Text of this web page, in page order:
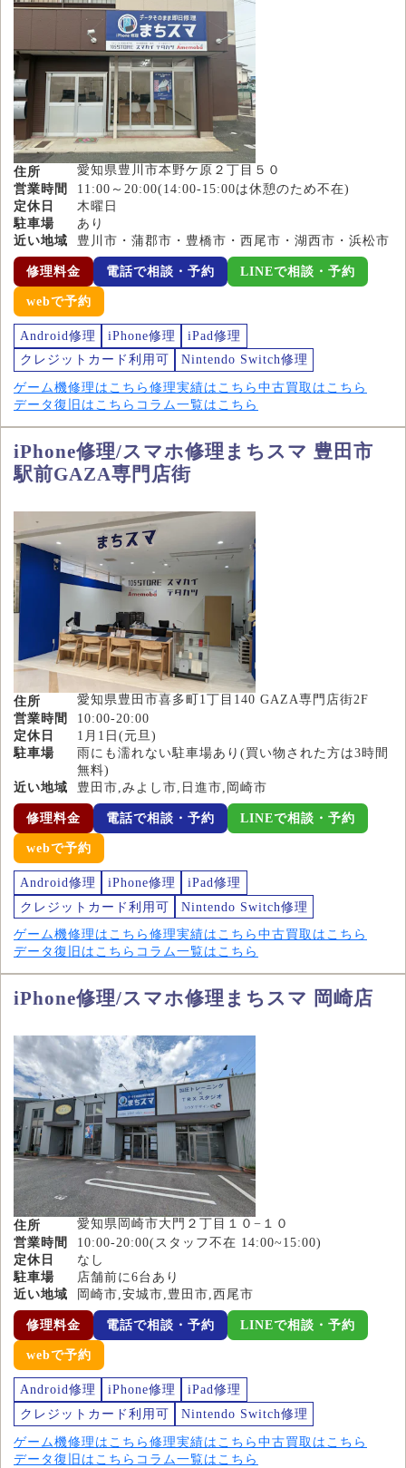
住所
愛知県豊川市本野ケ原２丁目５０
営業時間
11:00～20:00(14:00-15:00は休憩のため不在)
定休日
木曜日
駐車場
あり
近い地域
豊川市・蒲郡市・豊橋市・西尾市・湖西市・浜松市
修理料金 電話で相談・予約 LINEで相談・予約
webで予約
Android修理 iPhone修理
iPad修理
クレジットカード利用可
Nintendo Switch修理
ゲーム機修理はこちら 修理実績はこちら 中古買取はこちら
データ復旧はこちら コラム一覧はこちら
iPhone修理/スマホ修理まちスマ 豊田市
駅前GAZA専門店街
住所
愛知県豊田市喜多町1丁目140 GAZA専門店街2F
営業時間
10:00-20:00
定休日
1月1日(元旦)
駐車場
雨にも濡れない駐車場あり(買い物された方は3時間
無料)
近い地域
豊田市,みよし市,日進市,岡崎市
修理料金 電話で相談・予約 LINEで相談・予約
webで予約
Android修理 iPhone修理
iPad修理
クレジットカード利用可
Nintendo Switch修理
ゲーム機修理はこちら 修理実績はこちら 中古買取はこちら
データ復旧はこちら コラム一覧はこちら
iPhone修理/スマホ修理まちスマ 岡崎店
住所
愛知県岡崎市大門２丁目１０−１０
営業時間
10:00-20:00(スタッフ不在 14:00~15:00)
定休日
なし
駐車場
店舗前に6台あり
近い地域
岡崎市,安城市,豊田市,西尾市
修理料金 電話で相談・予約 LINEで相談・予約
webで予約
Android修理 iPhone修理
iPad修理
クレジットカード利用可
Nintendo Switch修理
ゲーム機修理はこちら 修理実績はこちら 中古買取はこちら
データ復旧はこちら コラム一覧はこちら